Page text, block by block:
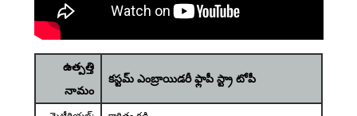
ఉత్పత్తి
నామం
కస్టమ్ ఎంబ్రాయిడరీ ఫ్లాపీ స్ట్రా టోపీ